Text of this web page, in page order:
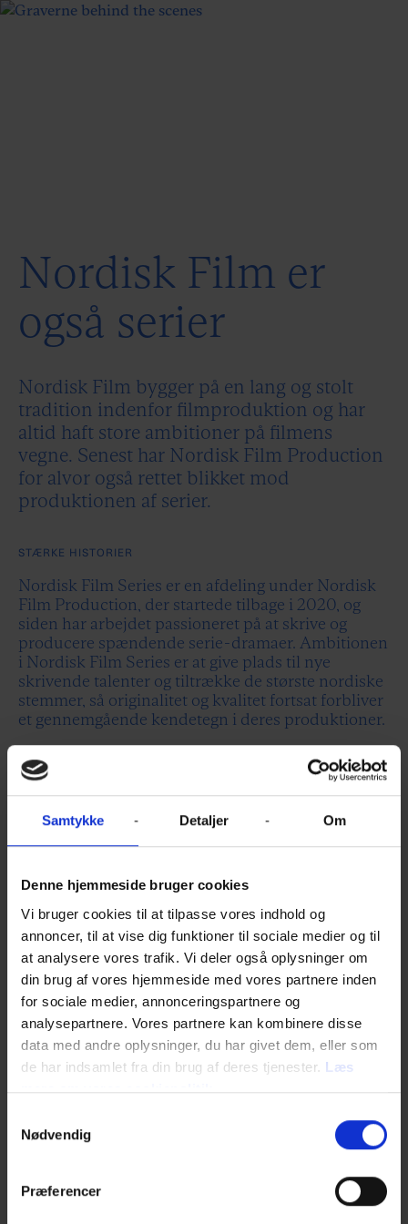
Samtykke Detaljer Om
Denne hjemmeside bruger cookies
Vi bruger cookies til at tilpasse vores indhold og
annoncer, til at vise dig funktioner til sociale medier og til
at analysere vores trafik. Vi deler også oplysninger om
din brug af vores hjemmeside med vores partnere inden
for sociale medier, annonceringspartnere og
analysepartnere. Vores partnere kan kombinere disse
data med andre oplysninger, du har givet dem, eller som
de har indsamlet fra din brug af deres tjenester. Læs
mere om vores cookiepolitik
Nødvendig
Præferencer
Nordisk Film er
også serier
Nordisk Film bygger på en lang og stolt
tradition indenfor filmproduktion og har
altid haft store ambitioner på filmens
vegne. Senest har Nordisk Film Production
for alvor også rettet blikket mod
produktionen af serier.
STÆRKE HISTORIER
Nordisk Film Series er en afdeling under Nordisk
Film Production, der startede tilbage i 2020, og
siden har arbejdet passioneret på at skrive og
producere spændende serie-dramaer. Ambitionen
i Nordisk Film Series er at give plads til nye
skrivende talenter og tiltrække de største nordiske
stemmer, så originalitet og kvalitet fortsat forbliver
et gennemgående kendetegn i deres produktioner.
I Nordisk Film Production
ønsker vi i fremtiden at
produktion af serier.”
- Katrine Vogelsang, administrende direktør for Nordisk Film
Production
Nordisk Film Series har blandt andet produceret
krimidramaetGraverne.I serien følger vi den
idealistiske journalist Liv (spillet af Mille Dinesen)
og hendes redaktion af ambitiøse
graverjournalister, der arbejder for at bringe
programmet Brændpunkt. I seriens første sæson
kommer de på sporet af en sensationel sag, der
Danmark og som uundgåeligt stiller redaktionen
overfor både personlige og etiske dilemmaer.